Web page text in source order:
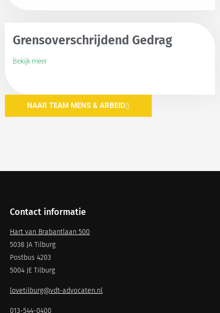
Grensoverschrijdend Gedrag
Bekijk meer
NAAR TEAM MENS & ARBEID
Contact informatie
Hart van Brabantlaan 500
5038 JA Tilburg
Postbus 4203
5004 JE Tilburg
lovetilburg@vdt-advocaten.nl
013-544-0400